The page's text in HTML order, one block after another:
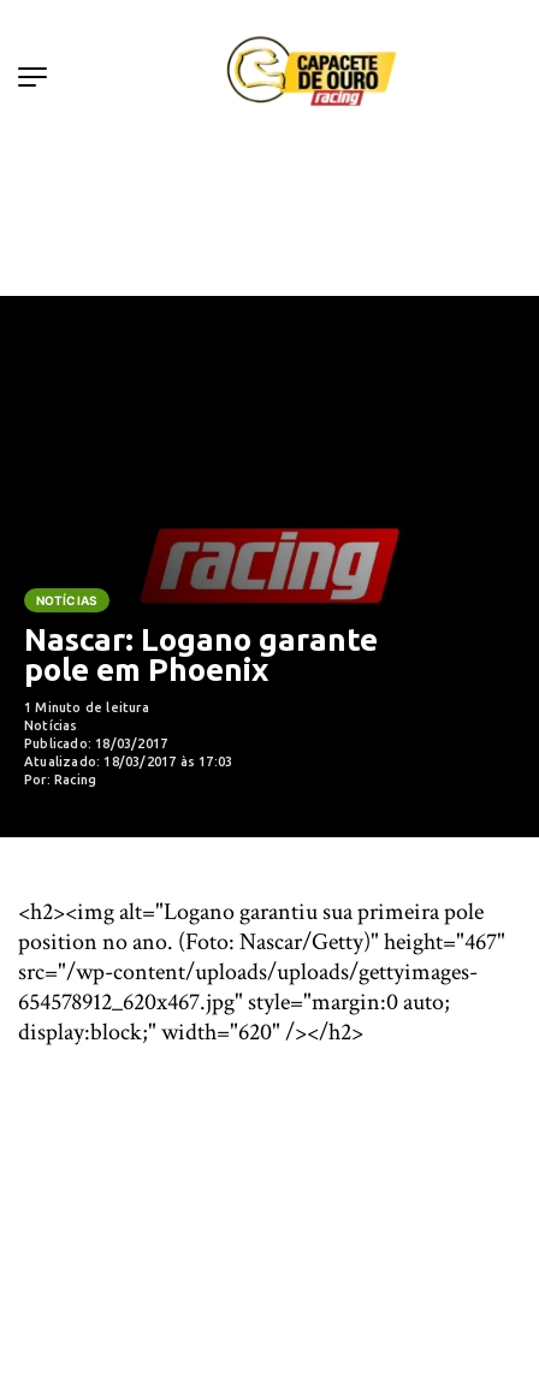
NOTÍCIAS
Nascar: Logano garante
pole em Phoenix
1 Minuto de leitura
Notícias
Publicado: 18/03/2017
Atualizado: 18/03/2017 às 17:03
Por: Racing
<h2><img alt="Logano garantiu sua primeira pole
position no ano. (Foto: Nascar/Getty)" height="467"
src="/wp-content/uploads/uploads/gettyimages-
654578912_620x467.jpg" style="margin:0 auto;
display:block;" width="620" /></h2>